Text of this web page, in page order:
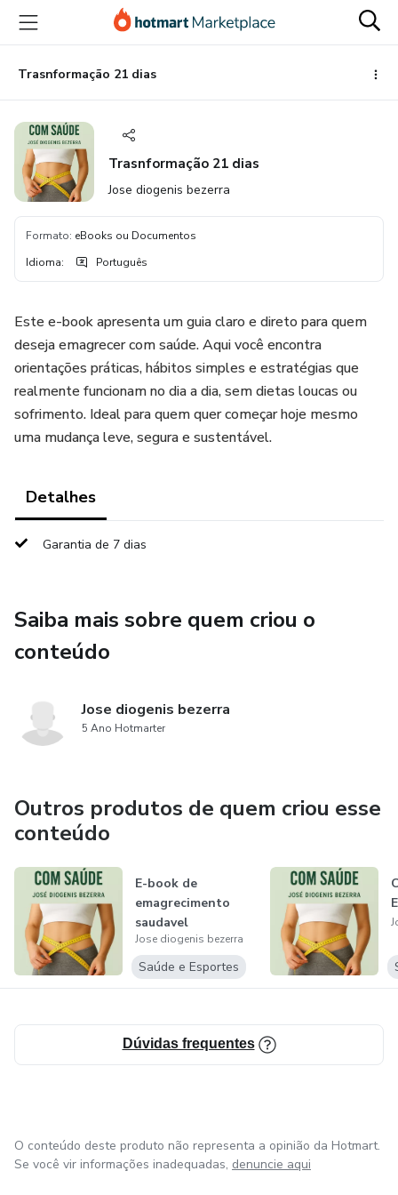
para
conteúdo
principal
para
pagamento
para
rodapé
Trasnformação 21 dias
Trasnformação 21 dias
Jose diogenis bezerra
Formato: eBooks ou Documentos
Idioma: Português
Este e-book apresenta um guia claro e direto para quem
deseja emagrecer com saúde. Aqui você encontra
orientações práticas, hábitos simples e estratégias que
realmente funcionam no dia a dia, sem dietas loucas ou
sofrimento. Ideal para quem quer começar hoje mesmo
uma mudança leve, segura e sustentável.
Detalhes
Garantia de 7 dias
Saiba mais sobre quem criou o
conteúdo
Jose diogenis bezerra
5 Ano Hotmarter
Outros produtos de quem criou esse
conteúdo
E-book de
emagrecimento
saudavel
Jose diogenis bezerra
Saúde e Esportes
Dúvidas frequentes
O conteúdo deste produto não representa a opinião da Hotmart.
Se você vir informações inadequadas, denuncie aqui